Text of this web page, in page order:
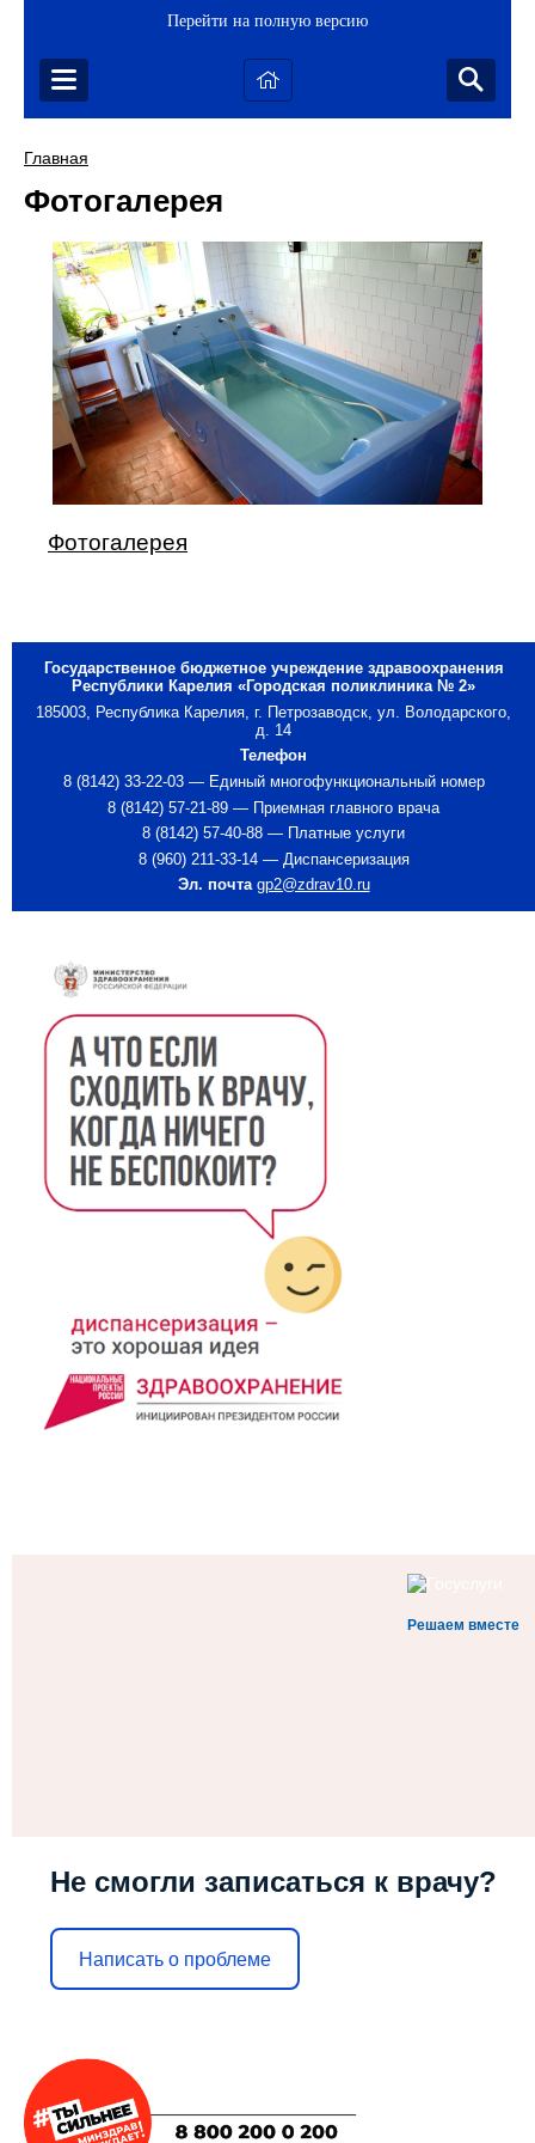
Перейти на полную версию
Главная
Фотогалерея
Фотогалерея
Государственное бюджетное учреждение здравоохранения
Республики Карелия «Городская поликлиника № 2»
185003, Республика Карелия, г. Петрозаводск, ул. Володарского,
д. 14
Телефон
8 (8142) 33-22-03 — Единый многофункциональный номер
8 (8142) 57-21-89 — Приемная главного врача
8 (8142) 57-40-88 — Платные услуги
8 (960) 211-33-14 — Диспансеризация
Эл. почта gp2@zdrav10.ru
Решаем вместе
Не смогли записаться к врачу?
Написать о проблеме